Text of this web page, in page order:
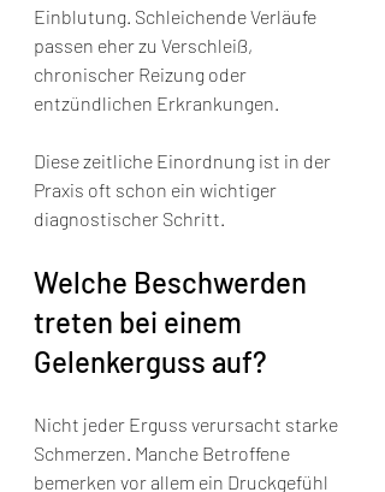
Einblutung. Schleichende Verläufe
passen eher zu Verschleiß,
chronischer Reizung oder
entzündlichen Erkrankungen.
Diese zeitliche Einordnung ist in der
Praxis oft schon ein wichtiger
diagnostischer Schritt.
Welche Beschwerden
treten bei einem
Gelenkerguss auf?
Nicht jeder Erguss verursacht starke
Schmerzen. Manche Betroffene
bemerken vor allem ein Druckgefühl